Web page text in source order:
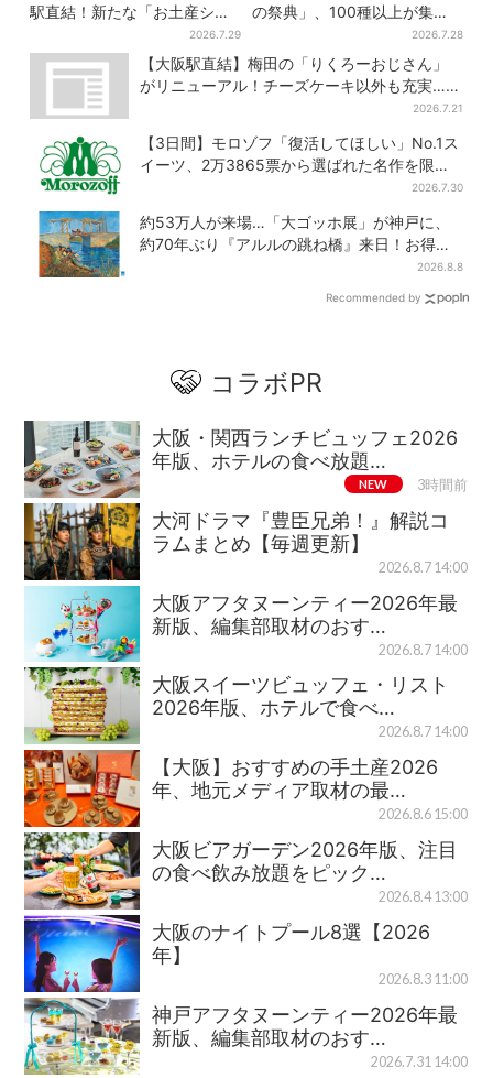
駅直結！新たな「お土産ショ
ップ」、銘菓バラ売りで地元
民の“おやつ調達”にも
2026.7.29
の祭典」、100種以上が集
結！グッズ＆タダ券が当たる
巨大ガチャも
2026.7.28
【大阪駅直結】梅田の「りくろーおじさん」
がリニューアル！チーズケーキ以外も充実…並
2026.7.21
【3日間】モロゾフ「復活してほしい」No.1ス
イーツ、2万3865票から選ばれた名作を限定
2026.7.30
約53万人が来場…「大ゴッホ展」が神戸に、
約70年ぶり『アルルの跳ね橋』来日！お得な
2026.8.8
Recommended by
コラボPR
大阪・関西ランチビュッフェ2026
年版、ホテルの食べ放題…
NEW 3時間前
大河ドラマ『豊臣兄弟！』解説コ
ラムまとめ【毎週更新】
2026.8.7 14:00
大阪アフタヌーンティー2026年最
新版、編集部取材のおす…
2026.8.7 14:00
大阪スイーツビュッフェ・リスト
2026年版、ホテルで食べ…
2026.8.7 14:00
【大阪】おすすめの手土産2026
年、地元メディア取材の最…
2026.8.6 15:00
大阪ビアガーデン2026年版、注目
の食べ飲み放題をピック…
2026.8.4 13:00
大阪のナイトプール8選【2026
年】
2026.8.3 11:00
神戸アフタヌーンティー2026年最
新版、編集部取材のおす…
2026.7.31 14:00